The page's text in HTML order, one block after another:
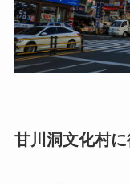
甘川洞文化村に